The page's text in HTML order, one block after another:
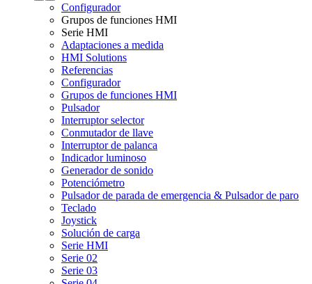
Configurador
Grupos de funciones HMI
Serie HMI
Adaptaciones a medida
HMI Solutions
Referencias
Configurador
Grupos de funciones HMI
Pulsador
Interruptor selector
Conmutador de llave
Interruptor de palanca
Indicador luminoso
Generador de sonido
Potenciómetro
Pulsador de parada de emergencia & Pulsador de paro
Teclado
Joystick
Solución de carga
Serie HMI
Serie 02
Serie 03